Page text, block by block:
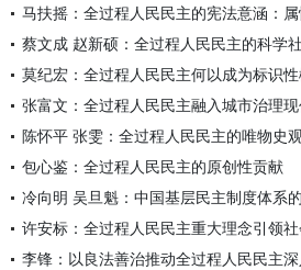
马扶摇：全过程人民民主的宪法意涵：
蔡文成 赵新硕：全过程人民民主的科学
莫纪宏：全过程人民民主何以成为标识
张富文：全过程人民民主融入城市治理
陈怀平 张雯：全过程人民民主的唯物史
包心鉴：全过程人民民主的原创性贡献
冷向明 吴旦魁：中国基层民主制度体系
许安标：全过程人民民主重大理念引领
李锋：以良法善治推动全过程人民民主